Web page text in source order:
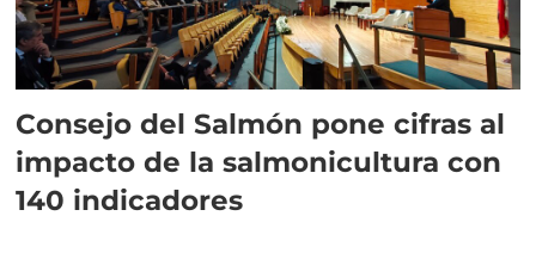
Consejo del Salmón pone cifras al
impacto de la salmonicultura con
140 indicadores